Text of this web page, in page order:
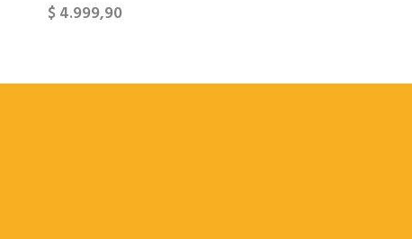
$4.999,90